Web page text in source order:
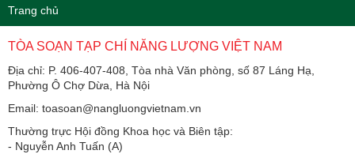
Trang chủ
TÒA SOẠN TẠP CHÍ NĂNG LƯỢNG VIỆT NAM
Địa chỉ: P. 406-407-408, Tòa nhà Văn phòng, số 87 Láng Hạ,
Phường Ô Chợ Dừa, Hà Nội
Email: toasoan@nangluongvietnam.vn
Thường trực Hội đồng Khoa học và Biên tập:
​​​​​​- Nguyễn Anh Tuấn (A)